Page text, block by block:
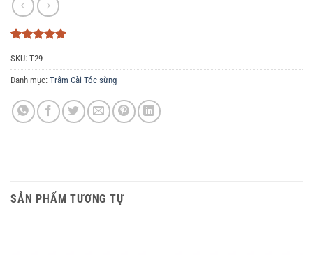
5trên 5
dựa trên
3
đánh giá
SKU: T29
Danh mục: Trâm Cài Tóc sừng
SẢN PHẨM TƯƠNG TỰ